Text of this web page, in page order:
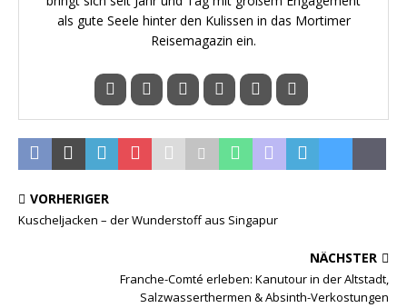
als gute Seele hinter den Kulissen in das Mortimer
Reisemagazin ein.
VORHERIGER
Kuscheljacken – der Wunderstoff aus Singapur
NÄCHSTER
Franche-Comté erleben: Kanutour in der Altstadt,
Salzwasserthermen & Absinth-Verkostungen